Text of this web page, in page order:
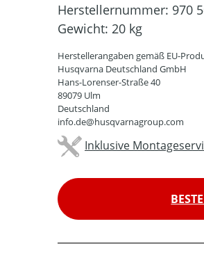
Herstellernummer: 970
Gewicht: 20 kg
Herstellerangaben gemäß EU-
Husqvarna Deutschland GmbH
Hans-Lorenser-Straße 40
89079 Ulm
Deutschland
info.de@husqvarnagroup.com
Inklusive